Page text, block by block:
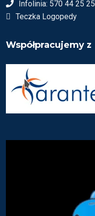
Infolinia: 570 44 25 25
Teczka Logopedy
Współpracujemy z